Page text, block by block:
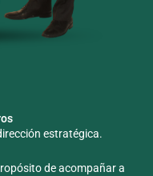
estratégica.
de acompañar a